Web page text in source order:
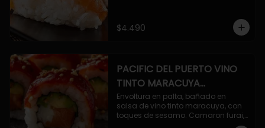
$4.490
PACIFIC DEL PUERTO VINO
TINTO MARACUYA
ORIENTAL.
Envoltura en palta, bañado en
salsa de vino tinto maracuya, con
toques de sesamo. Camaron furai,